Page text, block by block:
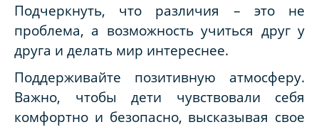
Подчеркнуть, что различия – это не
проблема, а возможность учиться друг у
друга и делать мир интереснее.
Поддерживайте позитивную атмосферу.
Важно, чтобы дети чувствовали себя
комфортно и безопасно, высказывая свое